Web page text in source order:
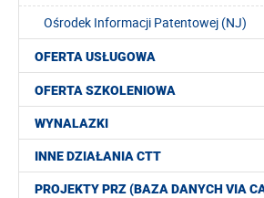
Ośrodek Informacji Patentowej (NJ)
OFERTA USŁUGOWA
OFERTA SZKOLENIOWA
WYNALAZKI
INNE DZIAŁANIA CTT
PROJEKTY PRZ (BAZA DANYCH VIA